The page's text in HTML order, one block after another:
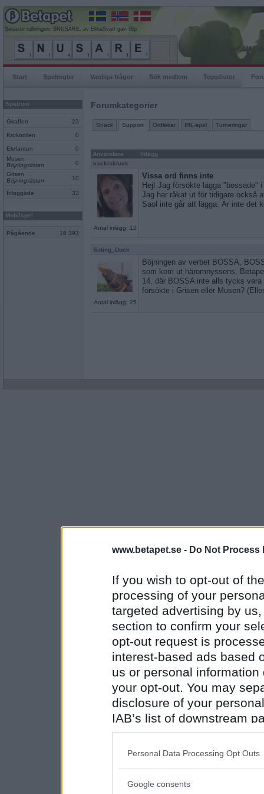
www.betapet.se - Do Not Process
If you wish to opt-out of
processing of your
targeted advertising by
section to confirm your
opt-out request is
interest-based ads based
us or personal
your opt-out. You may
disclosure of your
IAB’s list of downstream
also be disclosed by us
Downstream Participants
Please note that this
Personal Data Processing Opt Outs
Google consents
Senaste rullningen, SNUSARE, av ElinaSvart gav 78p
Start Spelregler Vanliga frågor Sök medlem Topplistor
Spelrum
Giraffen 23
Krokodilen 0
Elefanten
0
Musen
Böjningslistan
0
Grisen
Böjningslistan
10
Inloggade 33
Mobilspel
Pågående 18 393
Forumkategorier
Snack Support Ordlekar IRL-spel Turneringar
Användare
Inlägg
kacklakluck
Antal inlägg: 12
Vissa ord finns inte
Hej! Jag försökte lägga "bossade"
Jag har råkat ut för tidigare också
Saol inte går att lägga. Är inte det
Sitting_Duck
Antal inlägg: 25
Böjningen av verbet BOSSA,
som kom ut häromnyssens,
14, där BOSSA inte alls tycks
försökte i Grisen eller Musen?